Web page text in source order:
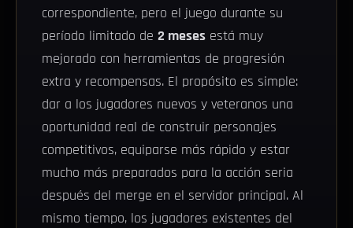
correspondiente, pero el juego durante su
período limitado de 2 meses está muy
mejorado con herramientas de progresión
extra y recompensas. El propósito es simple:
dar a los jugadores nuevos y veteranos una
oportunidad real de construir personajes
competitivos, equiparse más rápido y estar
mucho más preparados para la acción seria
después del merge en el servidor principal. Al
mismo tiempo, los jugadores existentes del